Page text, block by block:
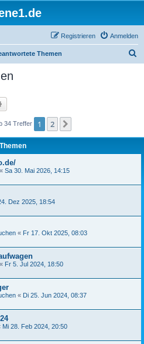
Anmelden
Registrieren
Themen
34 Treffer 1 2
Themen
« Sa 30. Mai 2026, 14:15
Dez 2025, 18:54
« Fr 17. Okt 2025, 08:03
« Fr 5. Jul 2024, 18:50
« Di 25. Jun 2024, 08:37
Mi 28. Feb 2024, 20:50